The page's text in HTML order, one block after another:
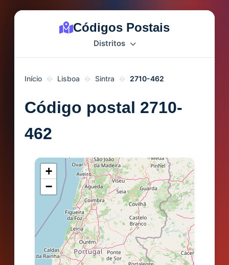
Códigos Postais
Distritos
Início Lisboa Sintra 2710-462
Código postal 2710-
462
+
−